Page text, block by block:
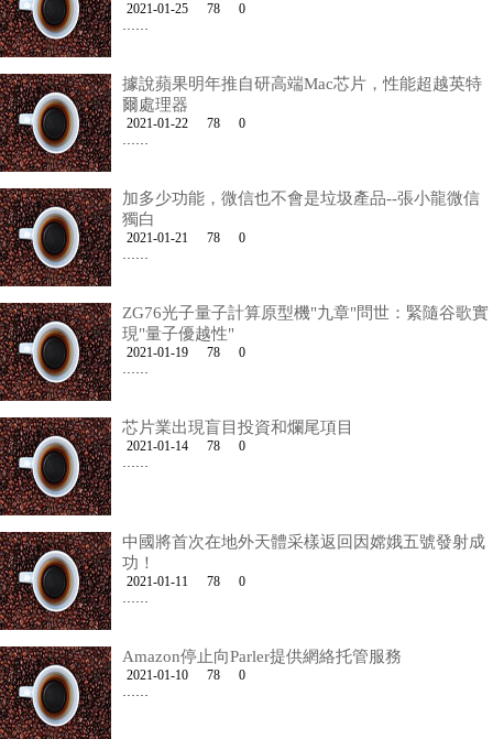
2021-01-25 78
0
……
據說蘋果明年推自研高端Mac芯片，性能超越英特
爾處理器
2021-01-22 78
0
……
加多少功能，微信也不會是垃圾產品--張小龍微信
獨白
2021-01-21 78
0
……
ZG76光子量子計算原型機"九章"問世：緊隨谷歌實
現"量子優越性"
2021-01-19 78
0
……
芯片業出現盲目投資和爛尾項目
2021-01-14 78
0
……
中國將首次在地外天體采樣返回因嫦娥五號發射成
功！
2021-01-11 78
0
……
Amazon停止向Parler提供網絡托管服務
2021-01-10 78
0
……